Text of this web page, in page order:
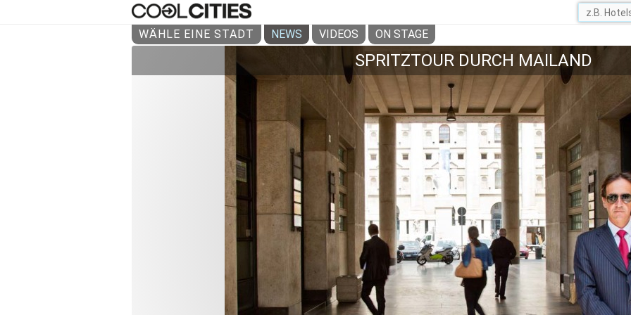
WÄHLE EINE STADT NEWS VIDEOS ON STAGE
SPRITZTOUR DURCH MAILAND